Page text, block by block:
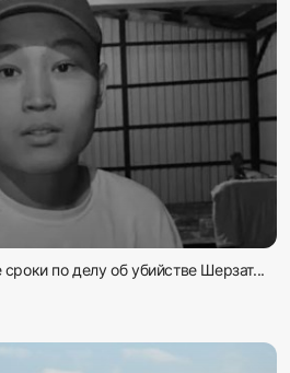
по делу об убийстве Шерзат...